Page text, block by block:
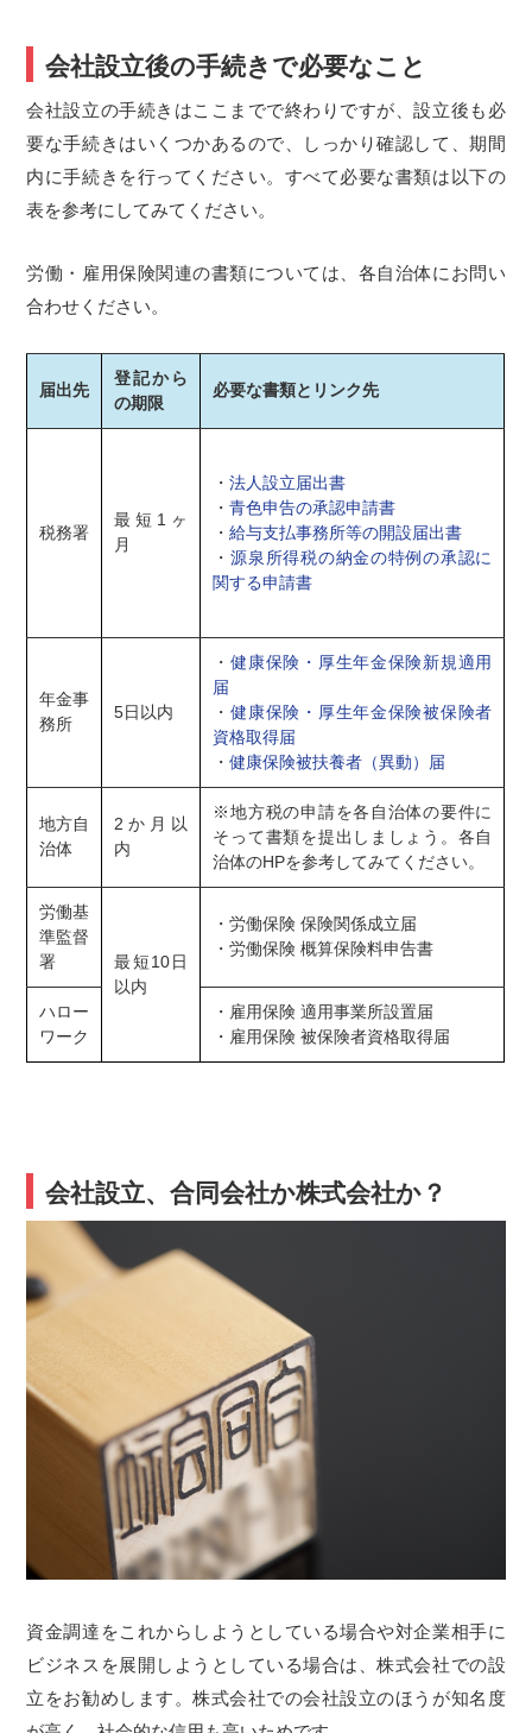
会社設立後の手続きで必要なこと
会社設立の手続きはここまでで終わりですが、設立後も必
要な手続きはいくつかあるので、しっかり確認して、期間
内に手続きを行ってください。すべて必要な書類は以下の
表を参考にしてみてください。
労働・雇用保険関連の書類については、各自治体にお問い
合わせください。
届出先
登記から
の期限
必要な書類とリンク先
税務署
最短1ヶ
月
・法人設立届出書
・青色申告の承認申請書
・給与支払事務所等の開設届出書
・源泉所得税の納金の特例の承認に
関する申請書
年金事
務所
5日以内
・健康保険・厚生年金保険新規適用
届
・健康保険・厚生年金保険被保険者
資格取得届
・健康保険被扶養者（異動）届
地方自
治体
2か月以
内
※地方税の申請を各自治体の要件に
そって書類を提出しましょう。 各自
治体のHPを参考してみてください。
労働基
準監督
署
最短10日
以内
・労働保険 保険関係成立届
・労働保険 概算保険料申告書
ハロー
ワーク
・雇用保険 適用事業所設置届
・雇用保険 被保険者資格取得届
会社設立、合同会社か株式会社か？
資金調達をこれからしようとしている場合や対企業相手に
ビジネスを展開しようとしている場合は、株式会社での設
立をお勧めします。株式会社での会社設立のほうが知名度